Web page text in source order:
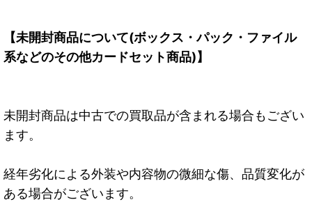
【未開封商品について(ボックス・パック・ファイル
系などのその他カードセット商品)】
未開封商品は中古での買取品が含まれる場合もござい
ます。
経年劣化による外装や内容物の微細な傷、品質変化が
ある場合がございます。